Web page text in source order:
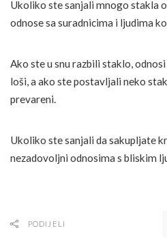
Ukoliko ste sanjali mnogo stakla
odnose sa suradnicima i ljudima
Ako ste u snu razbili staklo,
loši, a ako ste postavljali neko
prevareni.
Ukoliko ste sanjali da sakupljate
nezadovoljni odnosima s bliskim
PODIJELI